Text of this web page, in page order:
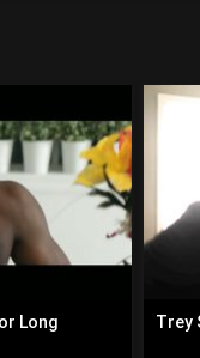
Long Trey